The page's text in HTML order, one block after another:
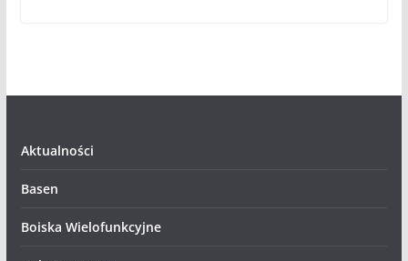
Aktualności
Basen
Boiska Wielofunkcyjne